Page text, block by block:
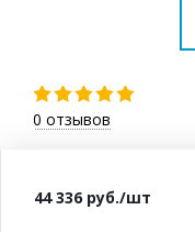
0 отзывов
44 336 руб./шт